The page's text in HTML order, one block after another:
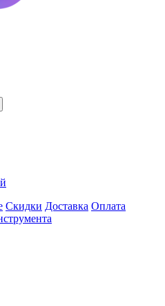
Скидки Доставка Оплата